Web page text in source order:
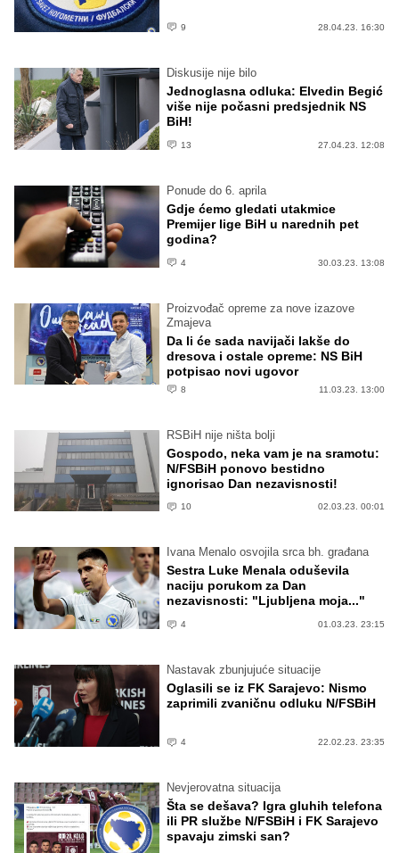
9 28.04.23. 16:30
Diskusije nije bilo
Jednoglasna odluka: Elvedin Begić
više nije počasni predsjednik NS
BiH!
13 27.04.23. 12:08
Ponude do 6. aprila
Gdje ćemo gledati utakmice
Premijer lige BiH u narednih pet
godina?
4 30.03.23. 13:08
Proizvođač opreme za nove izazove
Zmajeva
Da li će sada navijači lakše do
dresova i ostale opreme: NS BiH
potpisao novi ugovor
8 11.03.23. 13:00
RSBiH nije ništa bolji
Gospodo, neka vam je na sramotu:
N/FSBiH ponovo bestidno
ignorisao Dan nezavisnosti!
10 02.03.23. 00:01
Ivana Menalo osvojila srca bh. građana
Sestra Luke Menala oduševila
naciju porukom za Dan
nezavisnosti: "Ljubljena moja..."
4 01.03.23. 23:15
Nastavak zbunjujuće situacije
Oglasili se iz FK Sarajevo: Nismo
zaprimili zvaničnu odluku N/FSBiH
4 22.02.23. 23:35
Nevjerovatna situacija
Šta se dešava? Igra gluhih telefona
ili PR službe N/FSBiH i FK Sarajevo
spavaju zimski san?